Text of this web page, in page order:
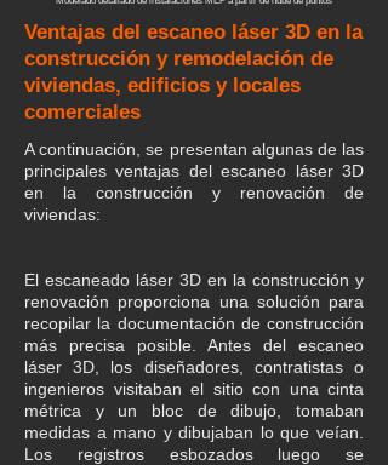
Ventajas del escaneo láser 3D en la
construcción y remodelación de
viviendas, edificios y locales
comerciales
​A continuación, se presentan algunas de las
principales ventajas del escaneo láser 3D
en la construcción y renovación de
viviendas:
El escaneado láser 3D en la construcción y
renovación proporciona una solución para
recopilar la documentación de construcción
más precisa posible. Antes del escaneo
láser 3D, los diseñadores, contratistas o
ingenieros visitaban el sitio con una cinta
métrica y un bloc de dibujo, tomaban
medidas a mano y dibujaban lo que veían.
Los registros esbozados luego se